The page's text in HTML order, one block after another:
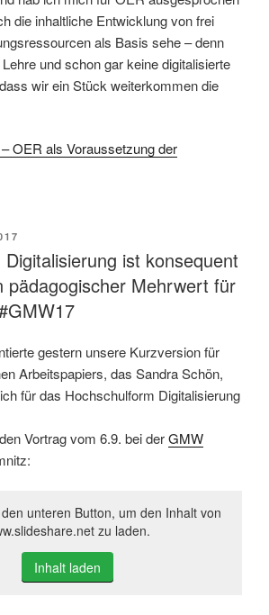
die inhaltliche Entwicklung von frei
als Basis sehe – denn
und schon gar keine digitalisierte
wir ein Stück weiterkommen die
OER als Voraussetzung der
ist konsequent
pädagogischer Mehrwert für
gestern unsere Kurzversion für
Arbeitspapiers, das Sandra Schön,
für das Hochschulform Digitalisierung
Vortrag vom 6.9. bei derGMW
unteren Button, um den Inhalt von
zu laden.
Inhalt laden